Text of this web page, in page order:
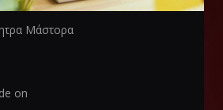
Μάστορα
on